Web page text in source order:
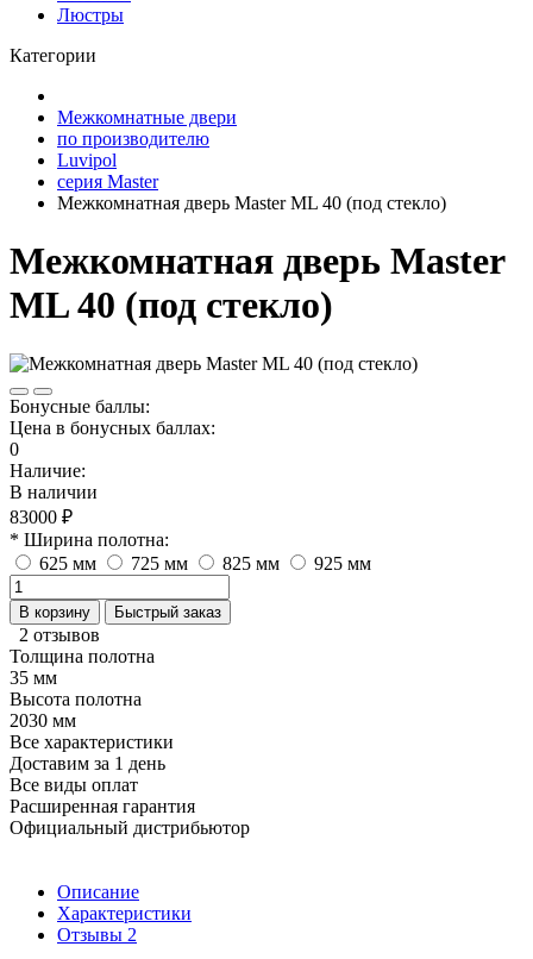
Люстры
Категории
Межкомнатные двери
по производителю
Luvipol
серия Master
Межкомнатная дверь Master ML 40 (под стекло)
Межкомнатная дверь Master
ML 40 (под стекло)
Бонусные баллы:
Цена в бонусных баллах:
0
Наличие:
В наличии
83000 ₽
* Ширина полотна:
625 мм
725 мм 825 мм 925 мм
В корзину Быстрый заказ
2 отзывов
Толщина полотна
35 мм
Высота полотна
2030 мм
Все характеристики
Доставим за 1 день
Все виды оплат
Расширенная гарантия
Официальный дистрибьютор
Описание
Характеристики
Отзывы 2